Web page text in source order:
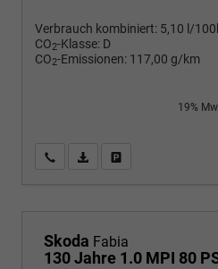
Verbrauch kombiniert: 5,10 l/
CO2-Klasse: D
CO2-Emissionen: 117,00 g/km
19%
Wir rufen Sie anPDF-Fahrzeugexposé
Skoda Fabia